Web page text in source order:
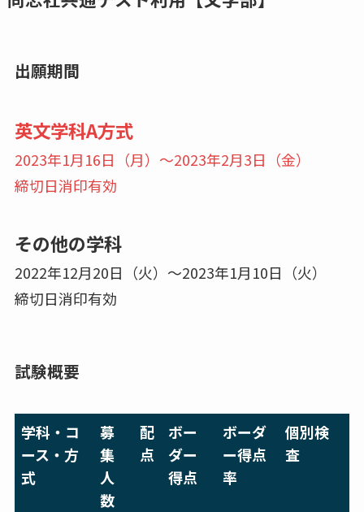
出願期間
英文学科A方式
2023年1月16日（月）〜2023年2月3日（金）
締切日消印有効
その他の学科
2022年12月20日（火）〜2023年1月10日（火）
締切日消印有効
試験概要
学科・コ
ース・方
式
募
集
人
数
配
点
ボー
ダー
得点
ボーダ
ー得点
率
個別検
査